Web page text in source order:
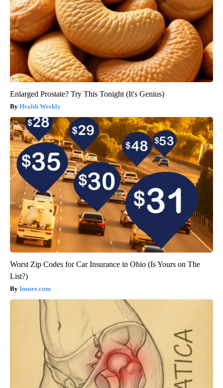
Enlarged Prostate? Try This Tonight (It's Genius)
Health Weekly
Worst Zip Codes for Car Insurance in Ohio (Is Yours on The
List?)
Insure.com